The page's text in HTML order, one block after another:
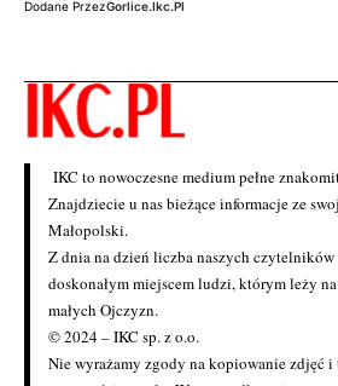
Dodane PrzezGorlice.ikc.pl
IKC to nowoczesne medium pełne
Znajdziecie u nas bieżące informacje ze
Małopolski.
Z dnia na dzień liczba naszych
doskonałym miejscem ludzi, którym leży
małych Ojczyzn.
© 2024 – IKC sp. z o.o.
Nie wyrażamy zgody na kopiowanie zdjęć i